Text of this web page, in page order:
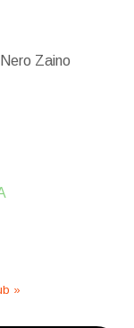
Zaino
»